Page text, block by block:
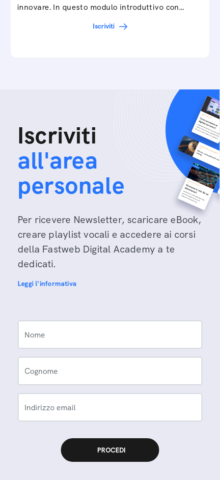
innovare. In questo modulo introduttivo con
Iscriviti
Iscriviti
all'area
personale
Per ricevere Newsletter, scaricare eBook,
creare playlist vocali e accedere ai corsi
della Fastweb Digital Academy a te
dedicati.
Leggi l'informativa
Nome
Cognome
Indirizzo email